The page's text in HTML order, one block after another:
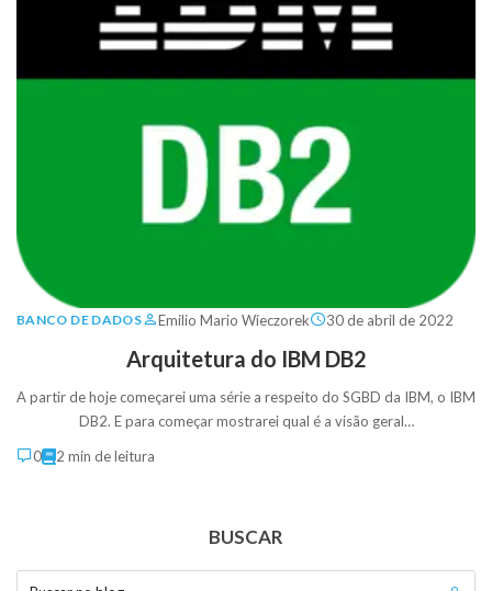
BANCO DE DADOS Emilio Mario Wieczorek 30 de abril de 2022
Arquitetura do IBM DB2
A partir de hoje começarei uma série a respeito do SGBD da IBM, o IBM
DB2. E para começar mostrarei qual é a visão geral…
0
2 min de leitura
BUSCAR